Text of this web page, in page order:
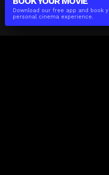
Download our free app and book
personal cinema experience.